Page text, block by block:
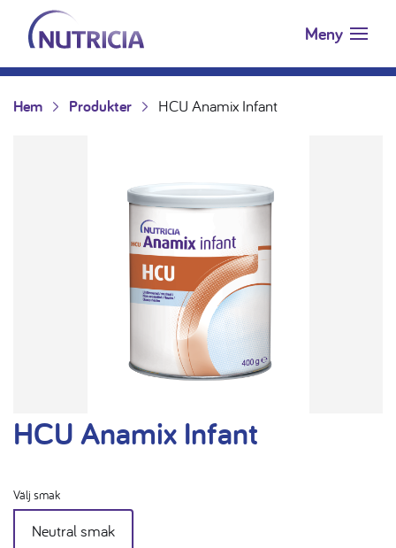
Hoppa till innehåll
Nutricia.se Meny
Hem Produkter HCU Anamix Infant
HCU Anamix Infant
Välj smak
Neutral smak